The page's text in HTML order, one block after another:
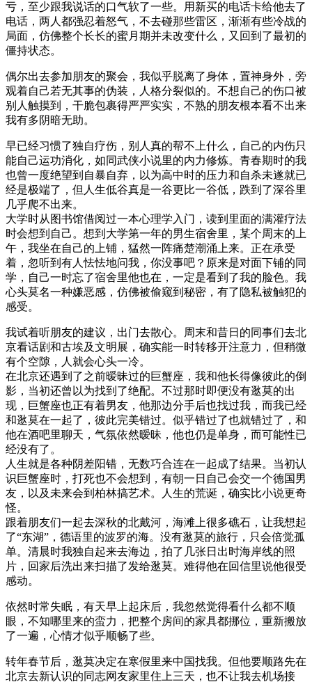
亏，至少跟我说话的口气软了一些。用新买的电话卡给他去了
电话，两人都强忍着怒气，不去碰那些雷区，渐渐有些冷战的
局面，仿佛整个长长的蜜月期并未改变什么，又回到了最初的
僵持状态。
偶尔出去参加朋友的聚会，我似乎脱离了身体，置神身外，旁
观着自己若无其事的伪装，人格分裂似的。不想自己的伤口被
别人触摸到，干脆包裹得严严实实，不熟的朋友根本看不出来
我有多阴暗无助。
早已经习惯了独自疗伤，别人真的帮不上什么，自己的内伤只
能自己运功消化，如同武侠小说里的内力修炼。青春期时的我
也曾一度绝望到自暴自弃，以为高中时的压力和自杀未遂就已
经是极端了，但人生低谷真是一谷更比一谷低，跌到了深谷里
几乎爬不出来。
大学时从图书馆借阅过一本心理学入门，读到里面的满灌疗法
时会想到自己。想到大学第一年的男生宿舍里，某个周末的上
午，我坐在自己的上铺，猛然一阵痛楚潮涌上来。正在承受
着，忽听到有人怯怯地问我，你没事吧？原来是对面下铺的同
学，自己一时忘了宿舍里他也在，一定是看到了我的脸色。我
心头莫名一种嫌恶感，仿佛被偷窥到秘密，有了隐私被触犯的
感受。
我试着听朋友的建议，出门去散心。周末和昔日的同事们去北
京看话剧和古埃及文明展，确实能一时转移开注意力，但稍微
有个空隙，人就会心头一冷。
在北京还遇到了之前暧昧过的巨蟹座，我和他长得像彼此的倒
影，当初还曾以为找到了绝配。不过那时即便没有逖莫的出
现，巨蟹座也正有着男友，他那边分手后也找过我，而我已经
和逖莫在一起了，彼此完美错过。似乎错过了也就错过了，和
他在酒吧里聊天，气氛依然暧昧，他也仍是单身，而可能性已
经没有了。
人生就是各种阴差阳错，无数巧合连在一起成了结果。当初认
识巨蟹座时，打死也不会想到，有朝一日自己会交一个德国男
友，以及未来会到柏林搞艺术。人生的荒诞，确实比小说更奇
怪。
跟着朋友们一起去深秋的北戴河，海滩上很多礁石，让我想起
了“东湖”，德语里的波罗的海。没有逖莫的旅行，只会倍觉孤
单。清晨时我独自起来去海边，拍了几张日出时海岸线的照
片，回家后洗出来扫描了发给逖莫。难得他在回信里说他很受
感动。
依然时常失眠，有天早上起床后，我忽然觉得看什么都不顺
眼，不知哪里来的蛮力，把整个房间的家具都挪位，重新搬放
了一遍，心情才似乎顺畅了些。
转年春节后，逖莫决定在寒假里来中国找我。但他要顺路先在
北京去新认识的同志网友家里住上三天，也不让我去机场接